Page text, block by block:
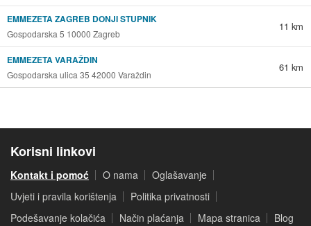
EMMEZETA ZAGREB DONJI STUPNIK
Gospodarska 5 10000 Zagreb
11 km
EMMEZETA VARAŽDIN
Gospodarska ulica 35 42000 Varaždin
61 km
Korisni linkovi
Kontakt i pomoć O nama
Oglašavanje
Uvjeti i pravila korištenja
Politika privatnosti
Podešavanje kolačića
Način plaćanja Mapa stranica Blog